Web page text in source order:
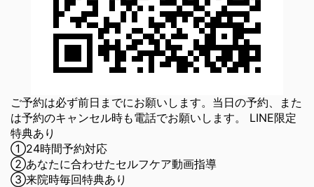
ご予約は必ず前日までにお願いします。当日の予約、また
は予約のキャンセル時も電話でお願いします。 LINE限定
特典あり
①24時間予約対応
②あなたに合わせたセルフケア動画指導
③来院時毎回特典あり